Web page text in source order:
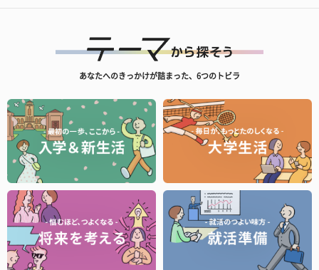
あなたへのきっかけが詰まった、6つのトビラ